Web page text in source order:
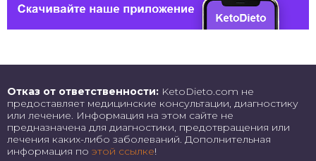
Отказ от ответственности: KetoDieto.com не
предоставляет медицинские консультации, диагностику
или лечение. Информация на этом сайте не
предназначена для диагностики, предотвращения или
лечения каких-либо заболеваний. Дополнительная
информация по этой ссылке!